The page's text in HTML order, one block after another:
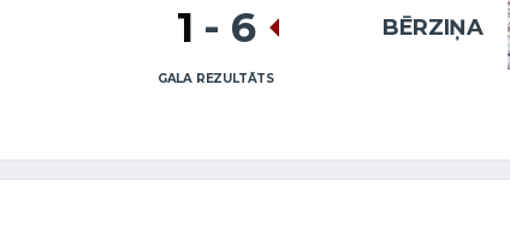
BĒRZIŅA
1 - 6
GALA REZULTĀTS